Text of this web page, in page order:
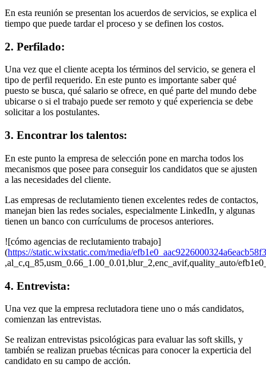
En esta reunión se presentan los acuerdos de servicios, se explica el
tiempo que puede tardar el proceso y se definen los costos.
2. Perfilado:
Una vez que el cliente acepta los términos del servicio, se genera el
tipo de perfil requerido. En este punto es importante saber qué
puesto se busca, qué salario se ofrece, en qué parte del mundo debe
ubicarse o si el trabajo puede ser remoto y qué experiencia se debe
solicitar a los postulantes.
3. Encontrar los talentos:
En este punto la empresa de selección pone en marcha todos los
mecanismos que posee para conseguir los candidatos que se ajusten
a las necesidades del cliente.
Las empresas de reclutamiento tienen excelentes redes de contactos,
manejan bien las redes sociales, especialmente LinkedIn, y algunas
tienen un banco con currículums de procesos anteriores.
![cómo agencias de reclutamiento trabajo]
(https://static.wixstatic.com/media/
,al_c,q_85,usm_0.66_1.00_0.01,blur_2,enc_avif,quality_auto/
4. Entrevista:
Una vez que la empresa reclutadora tiene uno o más candidatos,
comienzan las entrevistas.
Se realizan entrevistas psicológicas para evaluar las soft skills, y
también se realizan pruebas técnicas para conocer la experticia del
candidato en su campo de acción.